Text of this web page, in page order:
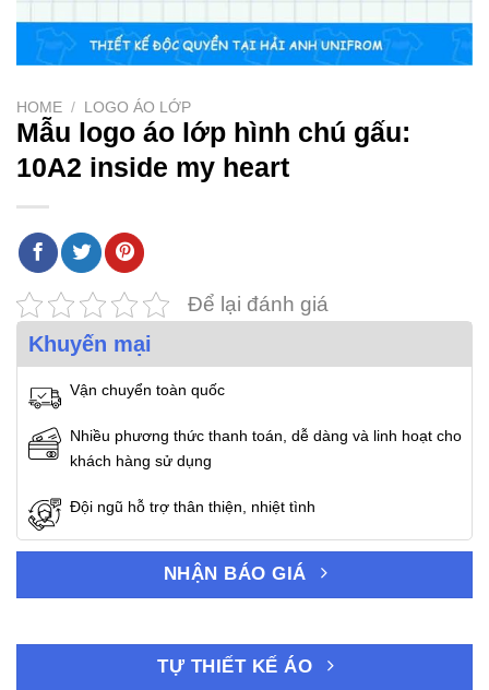
HOME / LOGO ÁO LỚP
Mẫu logo áo lớp hình chú gấu:
10A2 inside my heart
Để lại đánh giá
Khuyến mại
Vận chuyển toàn quốc
Nhiều phương thức thanh toán, dễ dàng và linh hoạt cho
khách hàng sử dụng
Đội ngũ hỗ trợ thân thiện, nhiệt tình
NHẬN BÁO GIÁ
TỰ THIẾT KẾ ÁO